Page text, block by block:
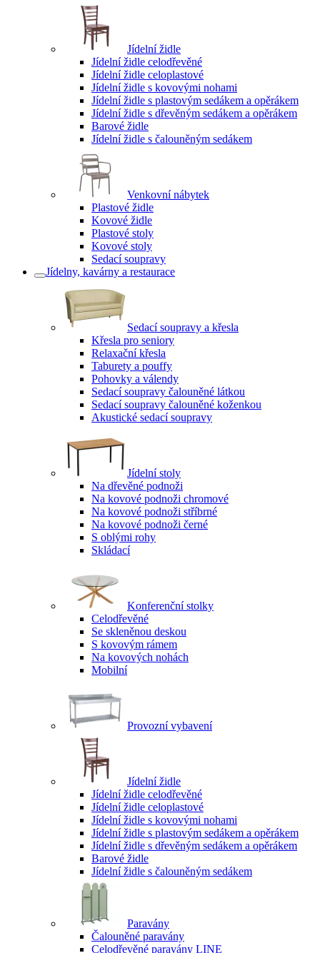
Jídelní židle
Jídelní židle celodřevěné
Jídelní židle celoplastové
Jídelní židle s kovovými nohami
Jídelní židle s plastovým sedákem a opěrákem
Jídelní židle s dřevěným sedákem a opěrákem
Barové židle
Jídelní židle s čalouněným sedákem
Venkovní nábytek
Plastové židle
Kovové židle
Plastové stoly
Kovové stoly
Sedací soupravy
Jídelny, kavárny a restaurace
Sedací soupravy a křesla
Křesla pro seniory
Relaxační křesla
Taburety a pouffy
Pohovky a válendy
Sedací soupravy čalouněné látkou
Sedací soupravy čalouněné koženkou
Akustické sedací soupravy
Jídelní stoly
Na dřevěné podnoži
Na kovové podnoži chromové
Na kovové podnoži stříbrné
Na kovové podnoži černé
S oblými rohy
Skládací
Konferenční stolky
Celodřevěné
Se skleněnou deskou
S kovovým rámem
Na kovových nohách
Mobilní
Provozní vybavení
Jídelní židle
Jídelní židle celodřevěné
Jídelní židle celoplastové
Jídelní židle s kovovými nohami
Jídelní židle s plastovým sedákem a opěrákem
Jídelní židle s dřevěným sedákem a opěrákem
Barové židle
Jídelní židle s čalouněným sedákem
Paravány
Čalouněné paravány
Celodřevěné paravány LINE